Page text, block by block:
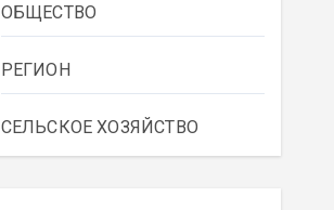
ОБЩЕСТВО
РЕГИОН
СЕЛЬСКОЕ ХОЗЯЙСТВО